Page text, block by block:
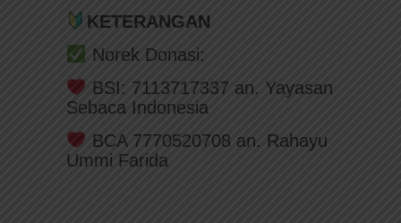
KETERANGAN
Norek Donasi:
BSI: 7113717337 an. Yayasan
Sebaca Indonesia
BCA 7770520708 an. Rahayu
Ummi Farida